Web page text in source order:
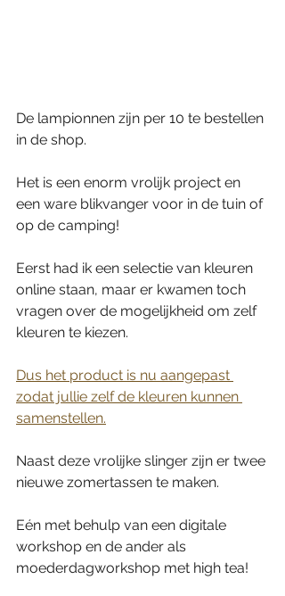
De lampionnen zijn per 10 te bestellen
in de shop.
Het is een enorm vrolijk project en
een ware blikvanger voor in de tuin of
op de camping!
Eerst had ik een selectie van kleuren
online staan, maar er kwamen toch
vragen over de mogelijkheid om zelf
kleuren te kiezen.
Dus het product is nu aangepast
zodat jullie zelf de kleuren kunnen
samenstellen.
Naast deze vrolijke slinger zijn er twee
nieuwe zomertassen te maken.
Eén met behulp van een digitale
workshop en de ander als
moederdagworkshop met high tea!